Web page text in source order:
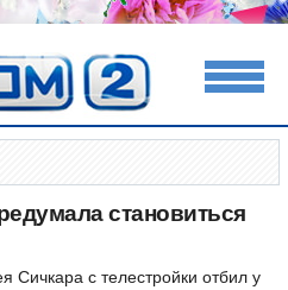
становиться
Сичкара с телестройки отбил у